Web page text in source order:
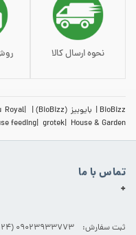
نحوه ارسال کالا
BioBizz بایوبیز (BioBizz)
Royal
feeding grotek House & Garden
تماس با ما
+
ثبت سفارش: 09023933773 (۲۴ ساعته)